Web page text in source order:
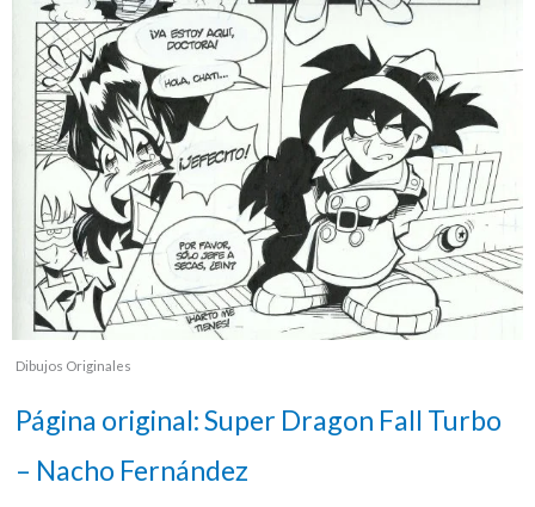
Dibujos Originales
Página original: Super Dragon Fall Turbo
– Nacho Fernández